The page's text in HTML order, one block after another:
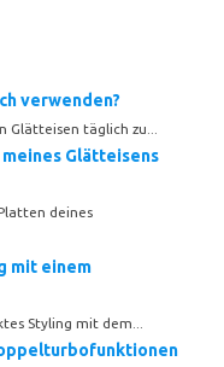
verwenden?
Glätteisen täglich zu...
Glätteisens
deines
mit einem
Styling mit dem...